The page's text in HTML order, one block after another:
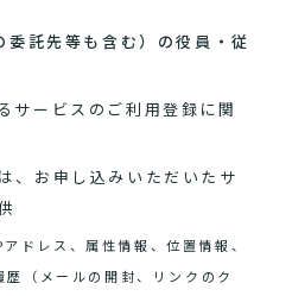
託先等も含む）の役員・従
サービスのご利用登録に関
、お申し込みいただいたサ
ドレス、属性情報、位置情報、
（メールの開封、リンクのク